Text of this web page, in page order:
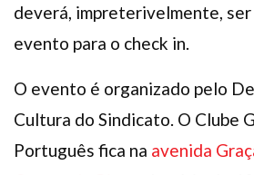
deverá, impreterivelmente,
evento para o check in.
O evento é organizado pelo
Cultura do Sindicato. O Clube
Português fica na avenida